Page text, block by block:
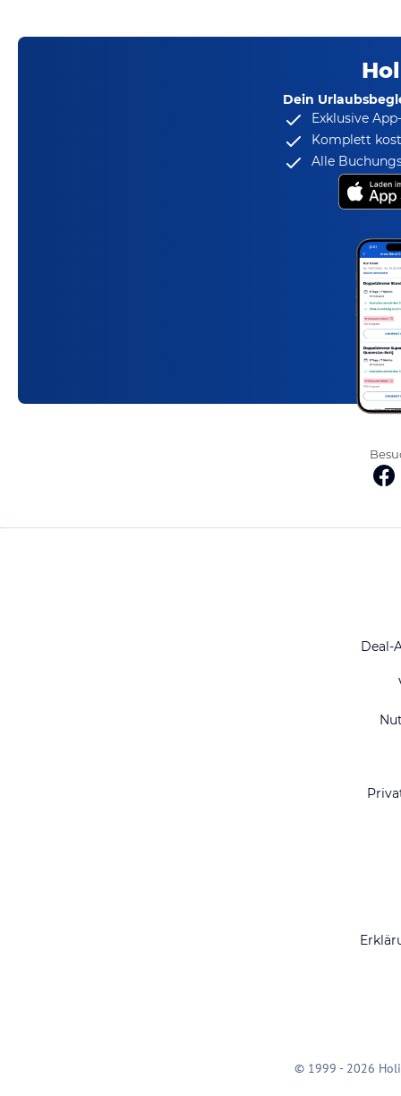
Dein
Exklusive
Komplett
Alle
Deal-
© 1999 - 2026